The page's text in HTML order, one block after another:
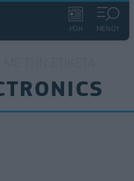
ΡΟΗ ΜΕΝΟΥ